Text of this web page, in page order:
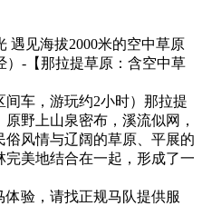
遇见海拔2000米的空中草原
-【那拉提草原：含空中草
间车，游玩约2小时）那拉提
野上山泉密布，溪流似网，
风情与辽阔的草原、平展的
美地结合在一起，形成了一
体验，请找正规马队提供服